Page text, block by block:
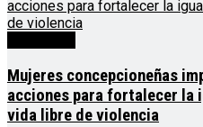
Mujeres concepcioneñas
acciones para fortalecer la
vida libre de violencia